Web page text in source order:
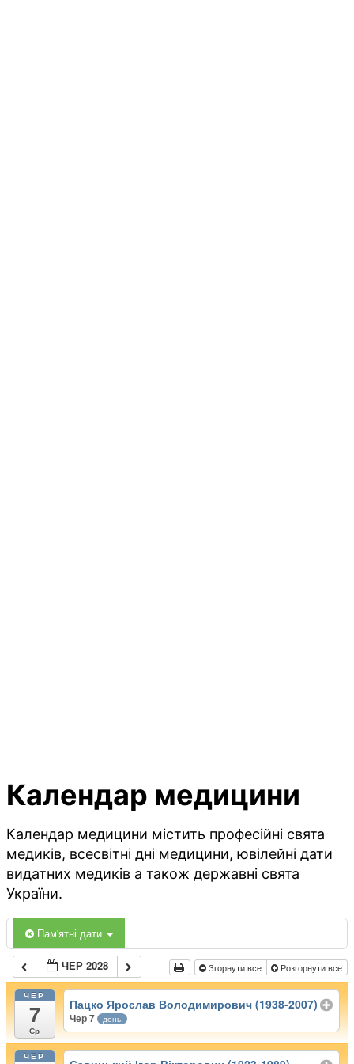
Календар медицини
Календар медицини містить професійні свята
медиків, всесвітні дні медицини, ювілейні дати
видатних медиків а також державні свята
України.
Пам'ятні дати
ЧЕР 2028 Згорнути все Розгорнути все
ЧЕР
7
Ср
Пацко Ярослав Володимирович (1938-2007)
Чер 7 день
ЧЕР